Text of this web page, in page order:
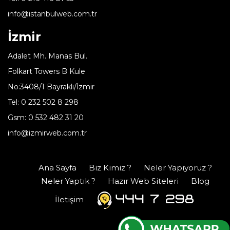
info@istanbulweb.com.tr
İzmir
Adalet Mh. Manas Bul.
Folkart Towers B Kule
No:3408/1 Bayraklı/İzmir
Tel: 0 232 502 8 298
Gsm: 0 532 482 31 20
info@izmirweb.com.tr
Ana Sayfa Biz Kimiz ?
Neler Yapıyoruz ?
Neler Yaptık ?
Hazır Web Siteleri
Blog
İletişim